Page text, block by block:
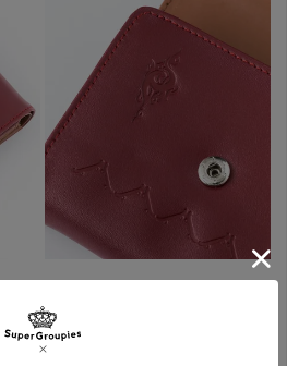
》のマークと愛用のスケボーを型押